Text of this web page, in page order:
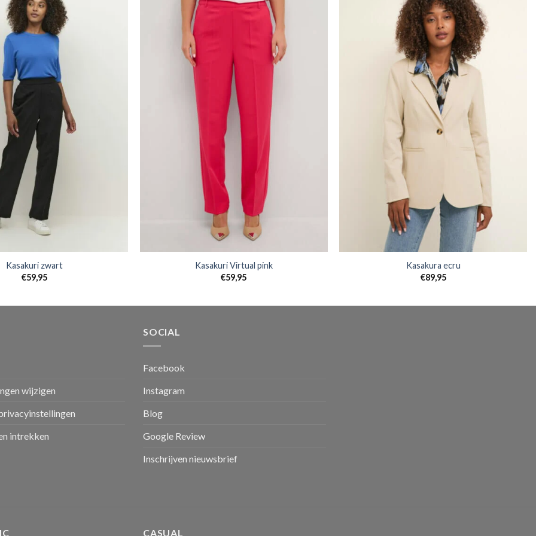
Kasakuri zwart
€59,95
Kasakuri Virtual pink
€59,95
Kasakura ecru
€89,95
wijzigen
intrekken
SOCIAL
Facebook
Instagram
Blog
Google Review
Inschrijven nieuwsbrief
CASUAL